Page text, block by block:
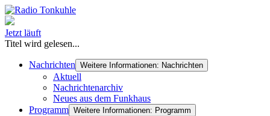
Jetzt läuft
Titel wird gelesen...
Nachrichten Weitere Informationen: Nachrichten
Aktuell
Nachrichtenarchiv
Neues aus dem Funkhaus
Programm Weitere Informationen: Programm